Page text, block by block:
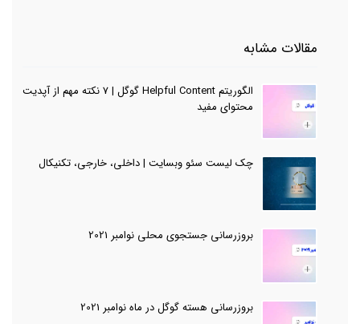
مقالات مشابه
الگوریتم Helpful Content گوگل | 7 نکته مهم از آپدیت
محتوای مفید
چک لیست سئو وبسایت | داخلی، خارجی، تکنیکال
‌بروزرسانی جستجوی محلی نوامبر 2021
بروزرسانی هسته گوگل در ماه نوامبر 2021